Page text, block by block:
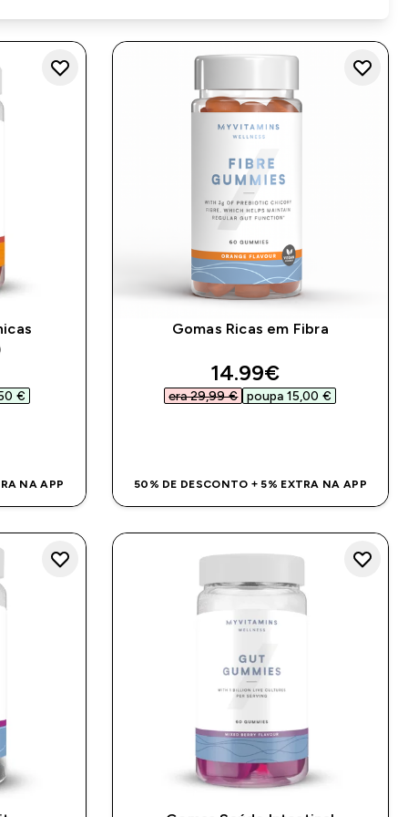
price
€‎
NA APP
Gomas Ricas em Fibra
discounted price
14.99€‎
era 29,99 €‎ poupa 15,00 €‎
50% DE DESCONTO + 5% EXTRA NA APP